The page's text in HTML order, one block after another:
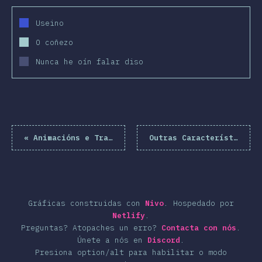
Useino
O coñezo
Nunca he oín falar diso
« Animacións e Transformacións Outras Características
Gráficas construidas con Nivo.
Hospedado por
Netlify.
Preguntas? Atopaches un erro? Contacta con nós .
Únete a nós en Discord .
Presiona option/alt para habilitar o modo